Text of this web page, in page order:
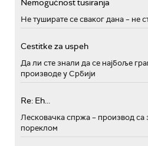
Nemogućnost tusiranja
Не туширате се сваког дана – не
Cestitke za uspeh
Да ли сте знали да се најбоље
производе у Србији
Re: Eh...
Лесковачка спржа – производ
пореклом